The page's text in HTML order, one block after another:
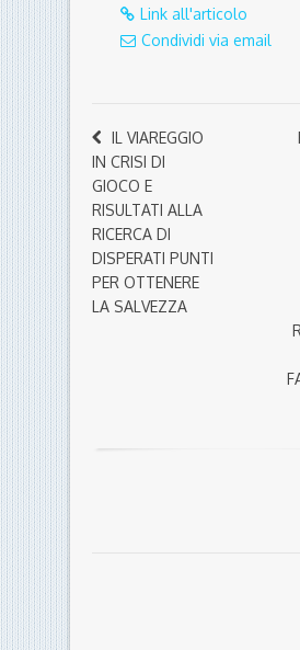
Link all'articolo
Condividi via email
IL VIAREGGIO
IN CRISI DI
GIOCO E
RISULTATI ALLA
RICERCA DI
DISPERATI PUNTI
PER OTTENERE
LA SALVEZZA